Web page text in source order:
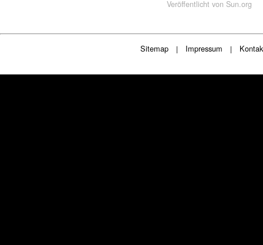
Veröffentlicht von Sun.org
Sitemap | Impressum |